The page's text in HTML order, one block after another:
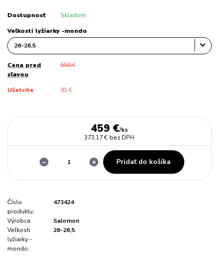
Dostupnosť Skladom
Veľkosti lyžiarky -mondo
Cena pred
zľavou
550 €
Ušetríte 91 €
459 €/ks
373,17 € bez DPH
Pridať do košíka
Číslo
produktu:
473424
Výrobca:
Salomon
Veľkosti
lyžiarky -
mondo:
26-26,5